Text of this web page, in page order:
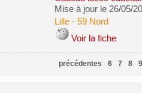
Mise à jour le 26/05/
Lille- 59 Nord
Voir la fiche
précédentes 6 7 8 9